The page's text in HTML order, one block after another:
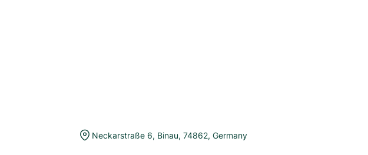
Neckarstraße 6, Binau, 74862, Germany